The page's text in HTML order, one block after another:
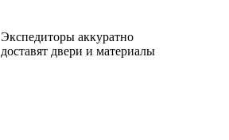
Экспедиторы аккуратно
доставят двери и материалы